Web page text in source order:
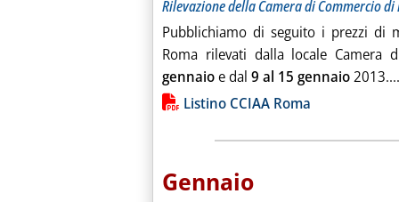
Rilevazione della Camera di Commercio di
Pubblichiamo di seguito i prezzi di
Roma rilevati dalla locale
gennaioe dal 9 al 15 gennaio2013....
Lista allegati PDF alla notizia
Listino CCIAA Roma
Gennaio